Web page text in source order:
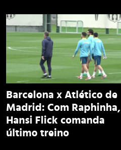
Barcelona x Atlético de
Madrid: Com Raphinha,
Hansi Flick comanda
último treino